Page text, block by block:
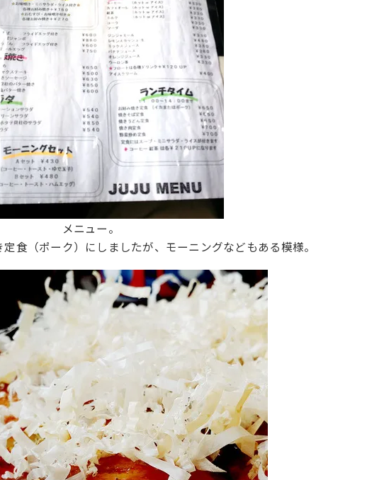
メニュー。
食（ポーク）にしましたが、モーニングなどもある模様。